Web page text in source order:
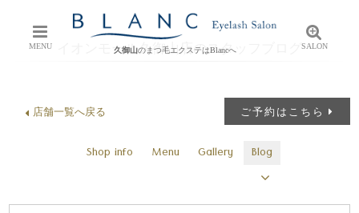
MENU 久御山のまつ毛エクステはBlancへ SALON
イオンモール久御山店のスタッフブログ
ご予約はこちら
店舗一覧へ戻る
Shop info Menu Gallery Blog